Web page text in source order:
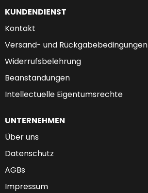
KUNDENDIENST
Kontakt
Versand- und Rückgabebedingungen
Widerrufsbelehrung
Beanstandungen
Intellectuelle Eigentumsrechte
UNTERNEHMEN
Über uns
Datenschutz
AGBs
Impressum